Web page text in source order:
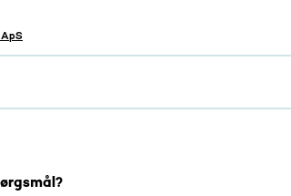
med denne bolig